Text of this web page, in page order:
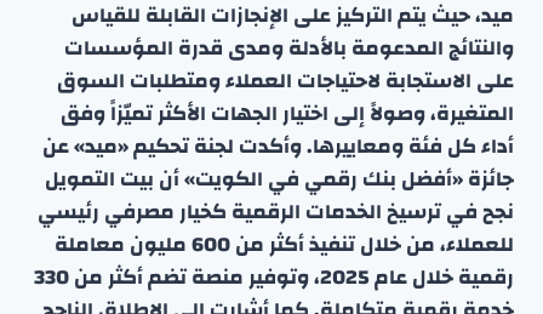
ميد، حيث يتم التركيز على الإنجازات القابلة للقياس
والنتائج المدعومة بالأدلة ومدى قدرة المؤسسات
على الاستجابة لاحتياجات العملاء ومتطلبات السوق
المتغيرة، وصولاً إلى اختيار الجهات الأكثر تميّزاً وفق
أداء كل فئة ومعاييرها. وأكدت لجنة تحكيم «ميد» عن
جائزة «أفضل بنك رقمي في الكويت» أن بيت التمويل
نجح في ترسيخ الخدمات الرقمية كخيار مصرفي رئيسي
للعملاء، من خلال تنفيذ أكثر من 600 مليون معاملة
رقمية خلال عام 2025، وتوفير منصة تضم أكثر من 330